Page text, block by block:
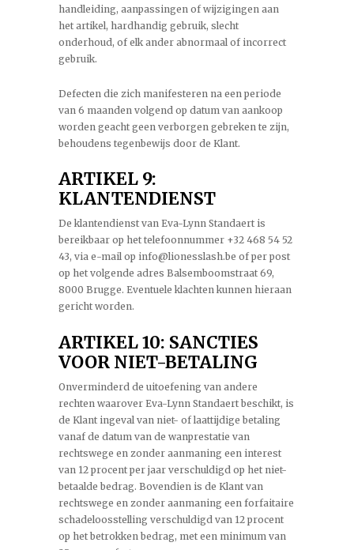
handleiding, aanpassingen of wijzigingen aan
het artikel, hardhandig gebruik, slecht
onderhoud, of elk ander abnormaal of incorrect
gebruik.
Defecten die zich manifesteren na een periode
van 6 maanden volgend op datum van aankoop
worden geacht geen verborgen gebreken te zijn,
behoudens tegenbewijs door de Klant.
ARTIKEL 9:
KLANTENDIENST
De klantendienst van Eva-Lynn Standaert is
bereikbaar op het telefoonnummer +32 468 54 52
43, via e-mail op info@lionesslash.be of per post
op het volgende adres Balsemboomstraat 69,
8000 Brugge. Eventuele klachten kunnen hieraan
gericht worden.
ARTIKEL 10: SANCTIES
VOOR NIET-BETALING
Onverminderd de uitoefening van andere
rechten waarover Eva-Lynn Standaert beschikt, is
de Klant ingeval van niet- of laattijdige betaling
vanaf de datum van de wanprestatie van
rechtswege en zonder aanmaning een interest
van 12 procent per jaar verschuldigd op het niet-
betaalde bedrag. Bovendien is de Klant van
rechtswege en zonder aanmaning een forfaitaire
schadeloosstelling verschuldigd van 12 procent
op het betrokken bedrag, met een minimum van